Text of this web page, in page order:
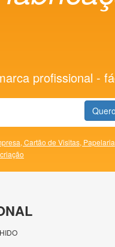
profissional -
Cartão de Visitas,